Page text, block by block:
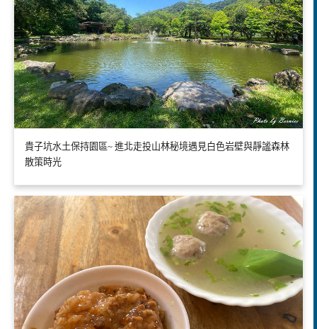
貴子坑水土保持園區~ 進北走投山林秘境遇見白色岩壁與靜謐森林
散策時光